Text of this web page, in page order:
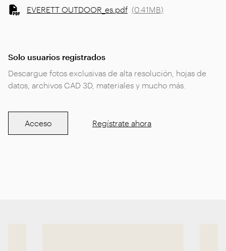
EVERETT OUTDOOR_es.pdf (0.41MB)
Solo usuarios registrados
Descargue fotos exclusivas de alta resolución, hojas de
datos, archivos CAD 3D, materiales y mucho más.
Acceso Regístrate ahora